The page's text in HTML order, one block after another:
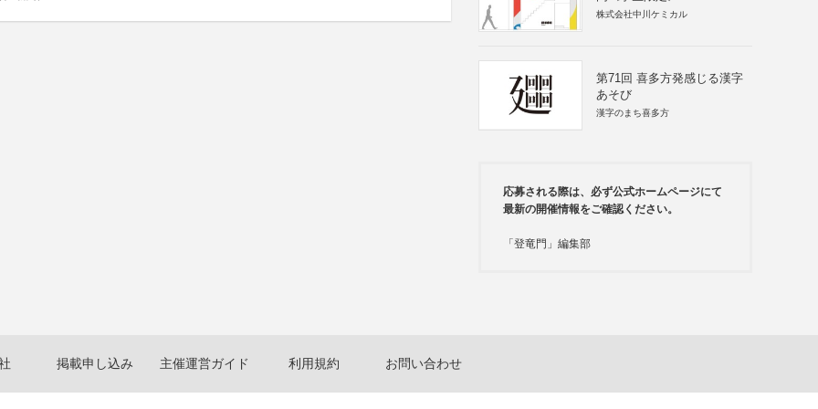
株式会社中川ケミカル
第71回 喜多方発感じる漢字
あそび
漢字のまち喜多方
応募される際は、必ず公式ホームページにて
最新の開催情報をご確認ください。
「登竜門」編集部
掲載申し込み 主催運営ガイド 利用規約 お問い合わせ